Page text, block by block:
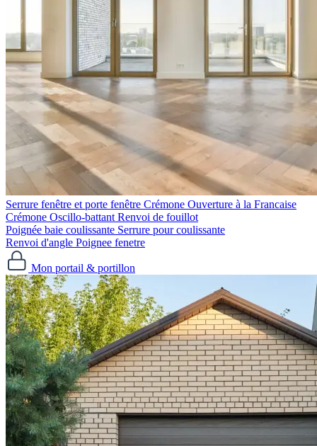
Serrure fenêtre et porte fenêtre Crémone Ouverture à la Francaise
Crémone Oscillo-battant Renvoi de fouillot
Poignée baie coulissante Serrure pour coulissante
Renvoi d'angle Poignee fenetre
Mon portail & portillon